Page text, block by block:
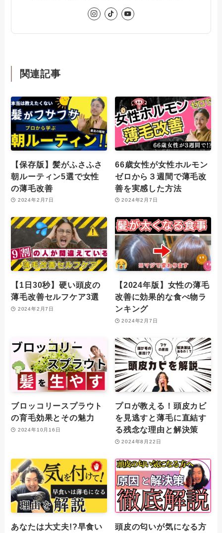
関連記事
【保存版】髪がふさふさ
朝ルーティン5選で女性
の薄毛改善
2024年2月7日
66歳女性が女性ホルモン
ゼロから３週間で薄毛改
善を実感した方法
2024年2月7日
【1日30秒】硬い頭皮の
薄毛改善セルフケア3選
2024年2月7日
【2024年版】女性の薄毛
改善に効果的な食べ物ラ
ンキング
2024年2月7日
ブロッコリースプラウト
の育毛効果とその魅力
2024年10月16日
プロが教える！頭皮カビ
を見逃すと薄毛に直結す
る残念な理由と解決策
2024年8月22日
あなたは大丈夫!?早食い
頭皮の匂いが気になる方